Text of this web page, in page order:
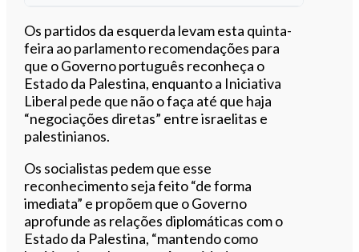
Ouvir este artigo
Os partidos da esquerda levam esta quinta-
feira ao parlamento recomendações para
que o Governo português reconheça o
Estado da Palestina, enquanto a Iniciativa
Liberal pede que não o faça até que haja
“negociações diretas” entre israelitas e
palestinianos.
Os socialistas pedem que esse
reconhecimento seja feito “de forma
imediata” e propõem que o Governo
aprofunde as relações diplomáticas com o
Estado da Palestina, “mantendo como